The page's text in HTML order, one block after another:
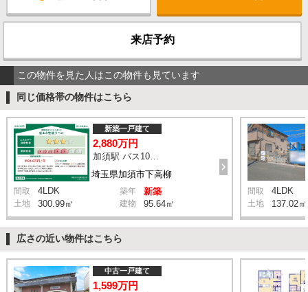
来店予約
この物件を見た人はこの物件も見ています
同じ価格帯の物件はこちら
埼玉県加須市下高柳
新築一戸建て
2,880万円
加須駅 バス10分 停歩6分
間取 4LDK 築年 新築
土地 300.99㎡ 建物 95.64㎡
間取 4LDK
土地 137.02㎡
広さの近い物件はこちら
中古一戸建て
1,599万円